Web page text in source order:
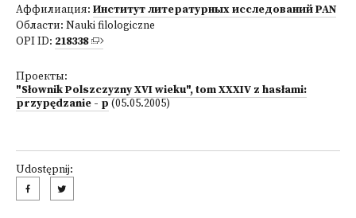
Аффилиация: Институт литературных исследований PAN
Области: Nauki filologiczne
OPI ID: 218338
Проекты:
"Słownik Polszczyzny XVI wieku", tom XXXIV z hasłami:
przypędzanie - p (05.05.2005)
Udostępnij: